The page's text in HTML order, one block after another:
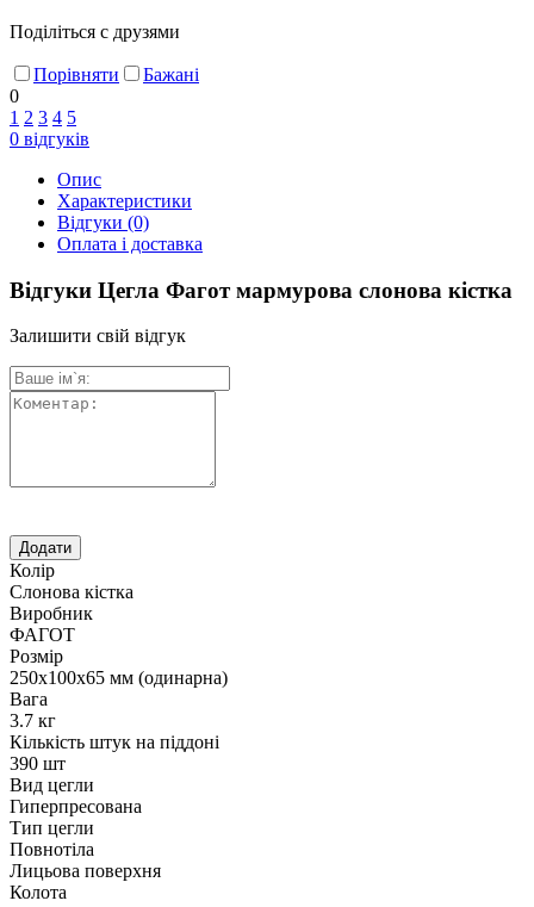
Поділіться с друзями
Порівняти
Бажані
0
1 2 3 4 5
0 відгуків
Опис
Характеристики
Відгуки (0)
Оплата і доставка
Відгуки Цегла Фагот мармурова слонова кістка
Залишити свій відгук
Колір
Слонова кістка
Виробник
ФАГОТ
Розмір
250х100х65 мм (одинарна)
Вага
3.7 кг
Кількість штук на піддоні
390 шт
Вид цегли
Гиперпресована
Тип цегли
Повнотіла
Лицьова поверхня
Колота